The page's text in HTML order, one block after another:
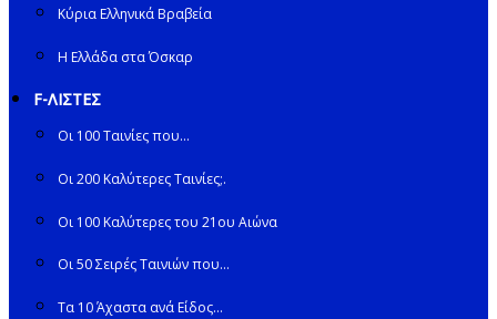
Κύρια Ελληνικά Βραβεία
Η Ελλάδα στα Όσκαρ
F-ΛΙΣΤΕΣ
Οι 100 Ταινίες που…
Οι 200 Καλύτερες Ταινίες;.
Οι 100 Καλύτερες του 21ου Αιώνα
Οι 50 Σειρές Ταινιών που…
Τα 10 Άχαστα ανά Είδος…